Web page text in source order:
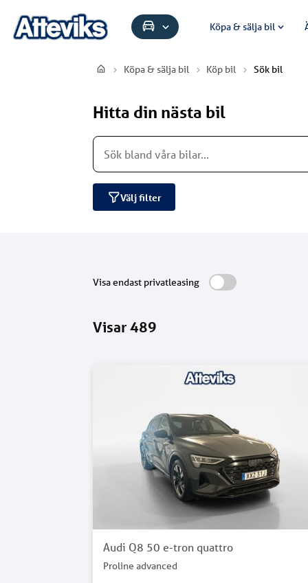
Köpa & sälja bil
Köpa & sälja bil Köp bil Sök bil
Hitta din nästa bil
Välj filter
Visa endast privatleasing
Visar489
Audi Q8 50 e-tron quattro
Proline advanced